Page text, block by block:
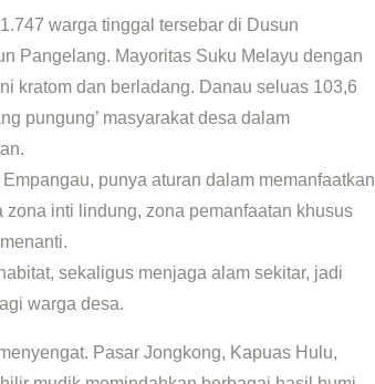
warga tinggal tersebar di Dusun
Pangelang. Mayoritas Suku Melayu dengan
kratom dan berladang. Danau seluas 103,6
pungung’ masyarakat desa dalam
punya aturan dalam memanfaatkan
inti lindung, zona pemanfaatan khusus
sekaligus menjaga alam sekitar, jadi
warga desa.
Pasar Jongkong, Kapuas Hulu,